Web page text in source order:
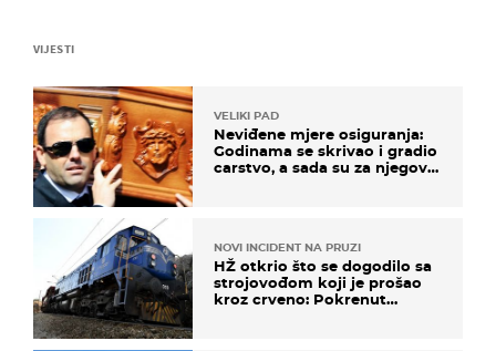
VIJESTI
VELIKI PAD
Neviđene mjere osiguranja:
Godinama se skrivao i gradio
carstvo, a sada su za njegovo
NOVI INCIDENT NA PRUZI
HŽ otkrio što se dogodilo sa
strojovođom koji je prošao
kroz crveno: Pokrenut